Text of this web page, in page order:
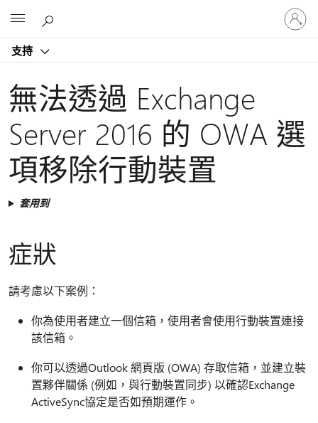
支持
登
入
您
無法透過 Exchange
Server 2016 的 OWA 選
項移除行動裝置
套用到
症狀
請考慮以下案例：
你為使用者建立一個信箱，使用者會使用行動裝置連接
該信箱。
你可以透過Outlook 網頁版 (OWA) 存取信箱，並建立裝
置夥伴關係 (例如，與行動裝置同步) 以確認Exchange
ActiveSync協定是否如預期運作。